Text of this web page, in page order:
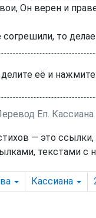
Он верен и
то
её и нажмите:
Еп. Кассиана
— это
текстами с
Кассиана